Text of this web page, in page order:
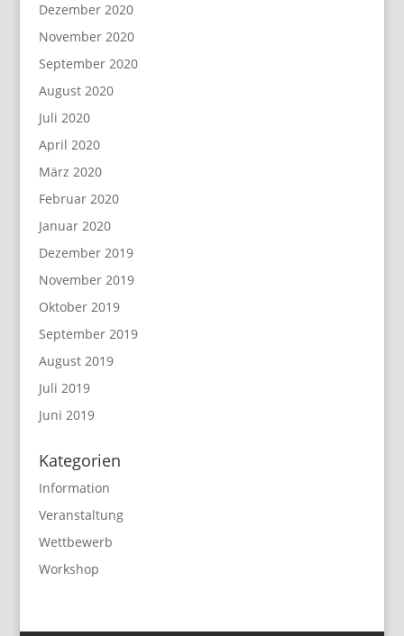
Dezember 2020
November 2020
September 2020
August 2020
Juli 2020
April 2020
März 2020
Februar 2020
Januar 2020
Dezember 2019
November 2019
Oktober 2019
September 2019
August 2019
Juli 2019
Juni 2019
Kategorien
Information
Veranstaltung
Wettbewerb
Workshop